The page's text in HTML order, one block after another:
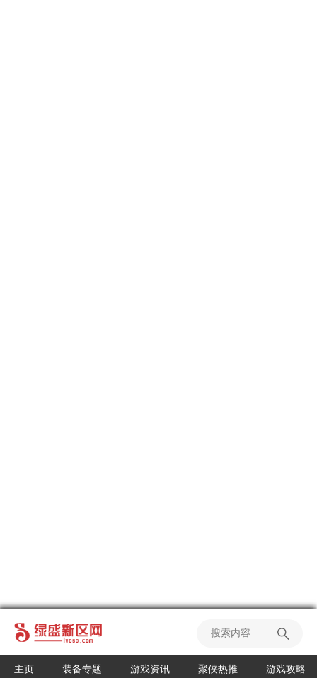
主页 装备专题 游戏资讯 聚侠热推 游戏攻略